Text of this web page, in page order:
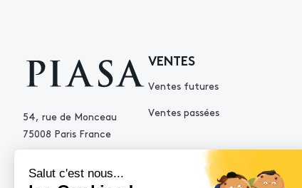
54, rue de Monceau
75008 Paris France
contact@piasa.fr
VENTES
Ventes futures
Ventes passées